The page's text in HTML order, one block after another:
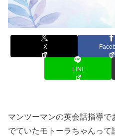
X
LINE
マンツーマンの英会話指導で
でていたモトーラちゃんって